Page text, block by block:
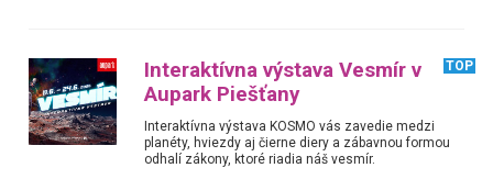
Interaktívna výstava Vesmír v
Aupark Piešťany
TOP
Interaktívna výstava KOSMO vás zavedie medzi
planéty, hviezdy aj čierne diery a zábavnou formou
odhalí zákony, ktoré riadia náš vesmír.